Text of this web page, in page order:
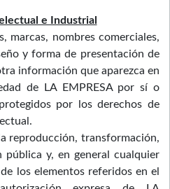
e Industrial
marcas, nombres comerciales,
y forma de presentación de
información que aparezca en
de LA EMPRESA por sí o
por los derechos de
reproducción, transformación,
y, en general cualquier
los elementos referidos en el